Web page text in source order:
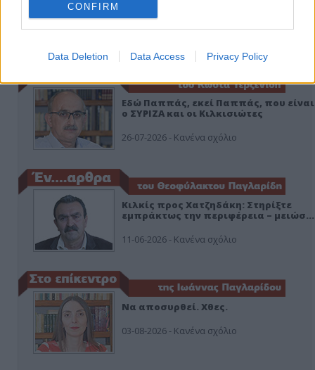
CONFIRM
Data Deletion Data Access Privacy Policy
ΑΠΟΨΕΙΣ
Εδώ Παππάς, εκεί Παππάς, που είναι
ο ΣΥΡΙΖΑ και οι Κιλκισιώτες
26-07-2026 - Κανένα σχόλιο
Κιλκίς προς Χατζηδάκη: Στηρίξτε
εμπράκτως την περιφέρεια – μειώσ…
11-06-2026 - Κανένα σχόλιο
Να αποσυρθεί. Χθες.
03-08-2026 - Κανένα σχόλιο